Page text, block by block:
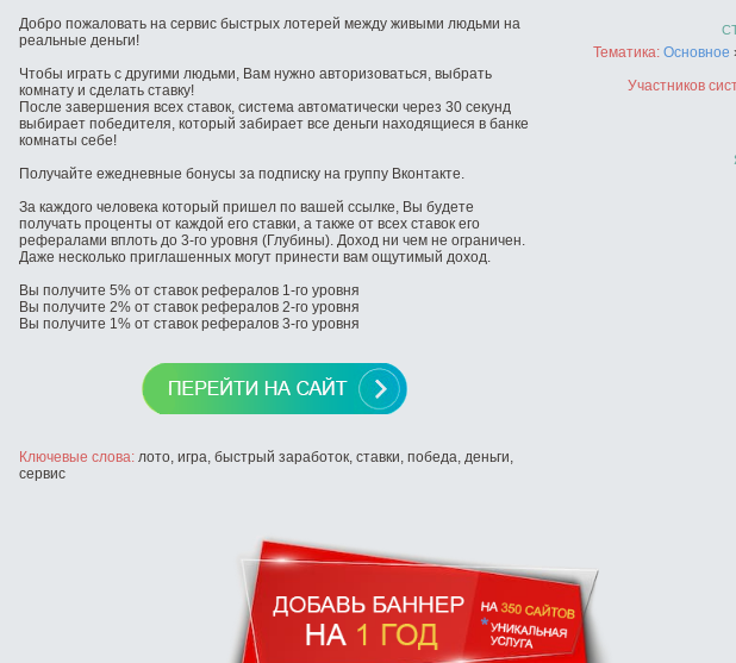
Добро пожаловать на сервис быстрых лотерей между живыми людьми на
реальные деньги!
Чтобы играть с другими людьми, Вам нужно авторизоваться, выбрать
комнату и сделать ставку!
После завершения всех ставок, система автоматически через 30 секунд
выбирает победителя, который забирает все деньги находящиеся в банке
комнаты себе!
Получайте ежедневные бонусы за подписку на группу Вконтакте.
За каждого человека который пришел по вашей ссылке, Вы будете
получать проценты от каждой его ставки, а также от всех ставок его
рефералами вплоть до 3-го уровня (Глубины). Доход ни чем не ограничен.
Даже несколько приглашенных могут принести вам ощутимый доход.
Вы получите 5% от ставок рефералов 1-го уровня
Вы получите 2% от ставок рефералов 2-го уровня
Вы получите 1% от ставок рефералов 3-го уровня
Ключевые слова: лото, игра, быстрый заработок, ставки, победа, деньги,
сервис
Тематика: Основное
Участников